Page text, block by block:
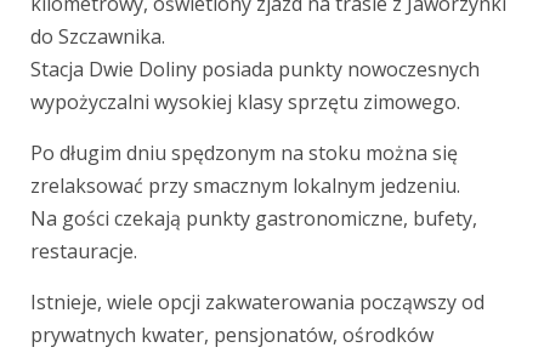
do Szczawnika.
Stacja Dwie Doliny posiada punkty nowoczesnych
wypożyczalni wysokiej klasy sprzętu zimowego.
Po długim dniu spędzonym na stoku można się
zrelaksować przy smacznym lokalnym jedzeniu.
Na gości czekają punkty gastronomiczne, bufety,
restauracje.
Istnieje, wiele opcji zakwaterowania począwszy od
prywatnych kwater, pensjonatów, ośrodków